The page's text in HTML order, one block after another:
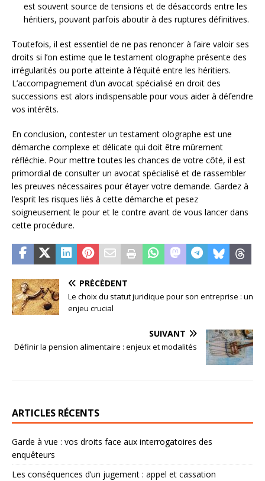
est souvent source de tensions et de désaccords entre les
héritiers, pouvant parfois aboutir à des ruptures définitives.
Toutefois, il est essentiel de ne pas renoncer à faire valoir ses
droits si l’on estime que le testament olographe présente des
irrégularités ou porte atteinte à l’équité entre les héritiers.
L’accompagnement d’un avocat spécialisé en droit des
successions est alors indispensable pour vous aider à défendre
vos intérêts.
En conclusion, contester un testament olographe est une
démarche complexe et délicate qui doit être mûrement
réfléchie. Pour mettre toutes les chances de votre côté, il est
primordial de consulter un avocat spécialisé et de rassembler
les preuves nécessaires pour étayer votre demande. Gardez à
l’esprit les risques liés à cette démarche et pesez
soigneusement le pour et le contre avant de vous lancer dans
cette procédure.
PRÉCÉDENT
Le choix du statut juridique pour son entreprise : un
enjeu crucial
SUIVANT
Définir la pension alimentaire : enjeux et modalités
ARTICLES RÉCENTS
Garde à vue : vos droits face aux interrogatoires des
enquêteurs
Les conséquences d’un jugement : appel et cassation